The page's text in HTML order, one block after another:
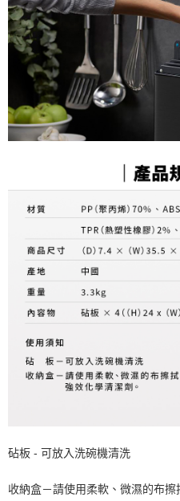
砧板 - 可放入洗碗機清洗
收納盒－請使用柔軟、微濕的布